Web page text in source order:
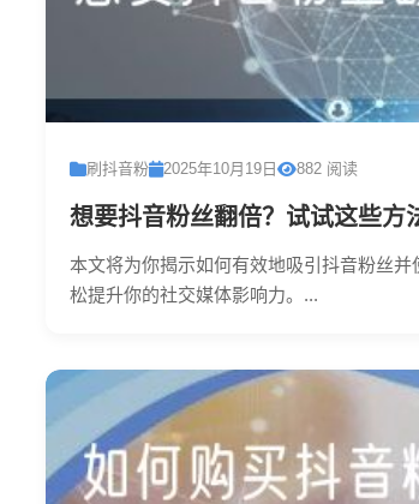
刷抖音粉 2025年10月19日 882 阅读
想要抖音粉丝翻倍？试试这些方
本文将为你揭示如何有效地吸引抖音粉丝
松提升你的社交媒体影响力。...